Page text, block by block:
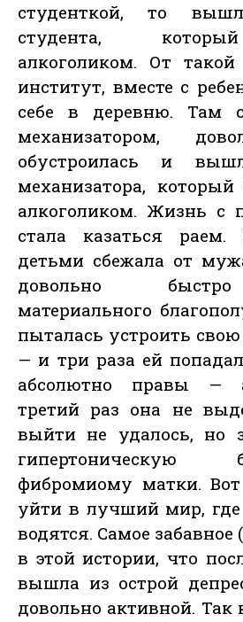
студенткой, то
студента,
алкоголиком. От
институт, вместе с
себе в деревню. Там
механизатором,
обустроилась и
механизатора,
алкоголиком. Жизнь
стала казаться
детьми сбежала от
довольно
материального
пыталась устроить
— и три раза ей
абсолютно правы —
третий раз она не
выйти не удалось, но
фибромиому матки.
уйти в лучший мир, где
водятся. Самое забавное
в этой истории, что
вышла из острой
довольно активной. Так